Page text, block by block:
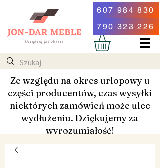
607 984 830
790 323 226
Ze względu na okres urlopowy u
części producentów, czas wysyłki
niektórych zamówień może ulec
wydłużeniu. Dziękujemy za
wyrozumiałość!